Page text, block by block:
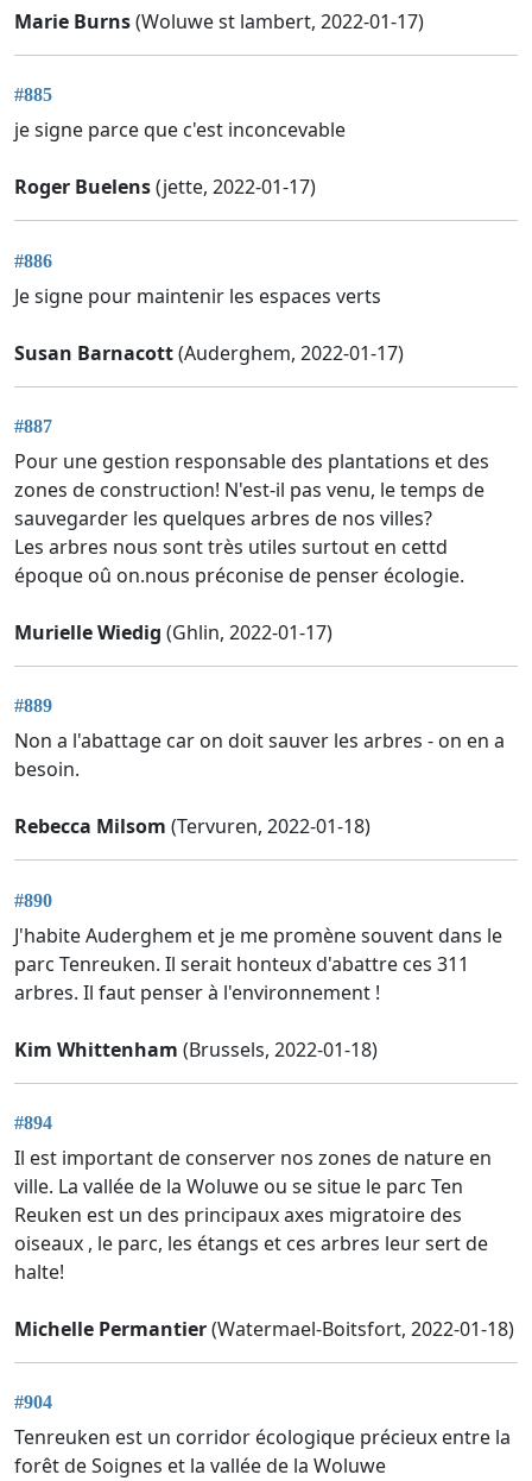
Marie Burns(Woluwe st lambert, 2022-01-17)
#885
je signe parce que c'est inconcevable
Roger Buelens(jette, 2022-01-17)
#886
Je signe pour maintenir les espaces verts
Susan Barnacott(Auderghem, 2022-01-17)
#887
Pour une gestion responsable des plantations et des
zones de construction! N'est-il pas venu, le temps de
sauvegarder les quelques arbres de nos villes?
Les arbres nous sont très utiles surtout en cettd
époque oû on.nous préconise de penser écologie.
Murielle Wiedig (Ghlin, 2022-01-17)
#889
Non a l'abattage car on doit sauver les arbres - on en a
besoin.
Rebecca Milsom (Tervuren, 2022-01-18)
#890
J'habite Auderghem et je me promène souvent dans le
parc Tenreuken. Il serait honteux d'abattre ces 311
arbres. Il faut penser à l'environnement !
Kim Whittenham (Brussels, 2022-01-18)
#894
Il est important de conserver nos zones de nature en
ville. La vallée de la Woluwe ou se situe le parc Ten
Reuken est un des principaux axes migratoire des
oiseaux , le parc, les étangs et ces arbres leur sert de
halte!
Michelle Permantier(Watermael-Boitsfort, 2022-01-18)
#904
Tenreuken est un corridor écologique précieux entre la
forêt de Soignes et la vallée de la Woluwe